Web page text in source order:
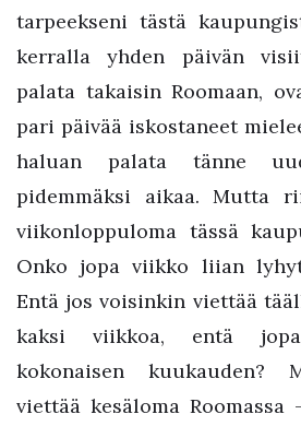
tarpeekseni tästä
kerralla yhden päivän
palata takaisin Roomaan,
pari päivää iskostaneet
haluan palata tänne
pidemmäksi aikaa. Mutta
viikonloppuloma tässä
Onko jopa viikko liian lyhyt
Entä jos voisinkin viettää
kaksi viikkoa, entä
kokonaisen kuukauden?
viettää kesäloma Roomassa